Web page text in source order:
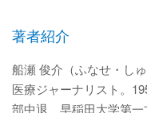
著者紹介
船瀬 俊介（ふなせ・しゅ
医療ジャーナリスト。
部中退、早稲田大学第一